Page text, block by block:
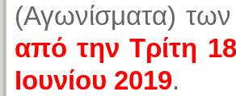
(Αγωνίσματα)
από την Τρίτη
Ιουνίου 2019.